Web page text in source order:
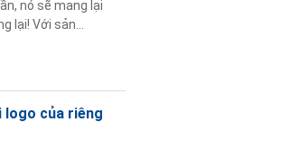
nó sẽ mang lại
lại! Với sản
logo của riêng